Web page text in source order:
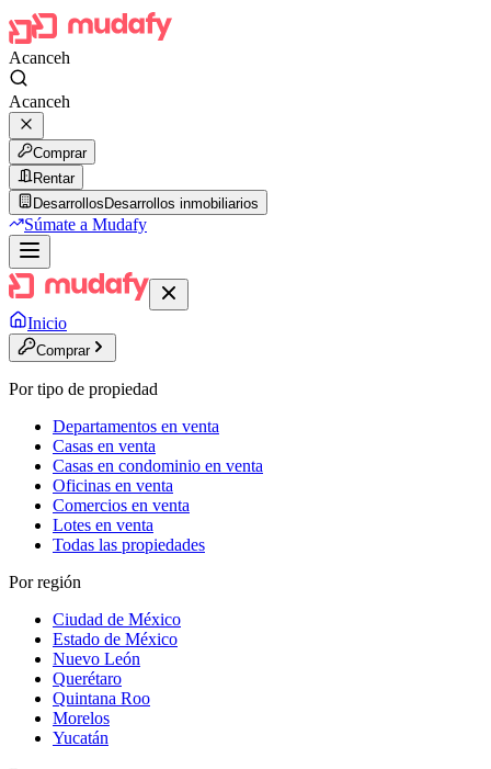
Acanceh
Acanceh
Comprar
Rentar
Desarrollos Desarrollos inmobiliarios
Súmate a Mudafy
Inicio
Comprar
Por tipo de propiedad
Departamentos en venta
Casas en venta
Casas en condominio en venta
Oficinas en venta
Comercios en venta
Lotes en venta
Todas las propiedades
Por región
Ciudad de México
Estado de México
Nuevo León
Querétaro
Quintana Roo
Morelos
Yucatán